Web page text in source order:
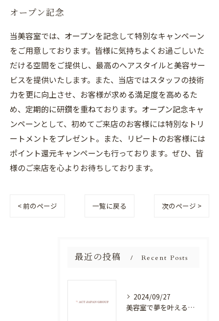
オープン記念
当美容室では、オープンを記念して特別なキャンペーン
をご用意しております。皆様に気持ちよくお過ごしいた
だける空間をご提供し、最高のヘアスタイルと美容サー
ビスを提供いたします。また、当店ではスタッフの技術
力を更に向上させ、お客様が求める満足度を高めるた
め、定期的に研鑽を重ねております。オープン記念キャ
ンペーンとして、初めてご来店のお客様には特別なトリ
ートメントをプレゼント。また、リピートのお客様には
ポイント還元キャンペーンも行っております。ぜひ、皆
様のご来店を心よりお待ちしております。
< 前のページ 一覧に戻る 次のページ >
最近の投稿 Recent Posts
2024/09/27
美容室で夢を叶える！自分を磨く新たなチャンス